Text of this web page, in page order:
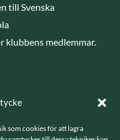
som cookies för att lagra
till Svenska
medlemmar.